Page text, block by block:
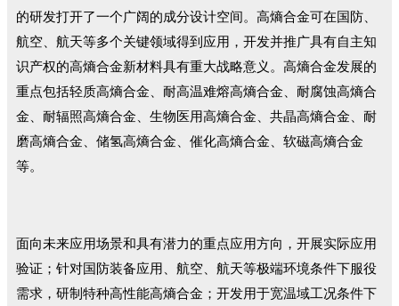
的研发打开了一个广阔的成分设计空间。高熵合金可在国防、
航空、航天等多个关键领域得到应用，开发并推广具有自主知
识产权的高熵合金新材料具有重大战略意义。高熵合金发展的
重点包括轻质高熵合金、耐高温难熔高熵合金、耐腐蚀高熵合
金、耐辐照高熵合金、生物医用高熵合金、共晶高熵合金、耐
磨高熵合金、储氢高熵合金、催化高熵合金、软磁高熵合金
等。
面向未来应用场景和具有潜力的重点应用方向，开展实际应用
验证；针对国防装备应用、航空、航天等极端环境条件下服役
需求，研制特种高性能高熵合金；开发用于宽温域工况条件下